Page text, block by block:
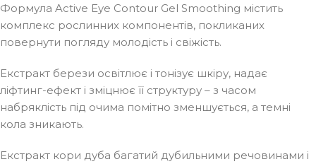
Формула Active Eye Contour Gel Smoothing містить
комплекс рослинних компонентів, покликаних
повернути погляду молодість і свіжість.
Екстракт берези освітлює і тонізує шкіру, надає
ліфтинг-ефект і зміцнює її структуру – з часом
набряклість під очима помітно зменшується, а темні
кола зникають.
Екстракт кори дуба багатий дубильними речовинами і